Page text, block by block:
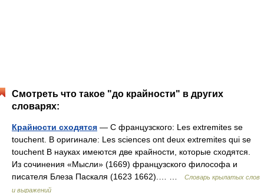
Смотреть что такое "до крайности" в других
словарях:
Крайности сходятся — С французского: Les extremites se
touchent. В оригинале: Les sciences ont deux extremites qui se
touchent В науках имеются две крайности, которые сходятся.
Из сочинения «Мысли» (1669) французского философа и
писателя Блеза Паскаля (1623 1662).… …
Словарь крылатых слов
и выражений